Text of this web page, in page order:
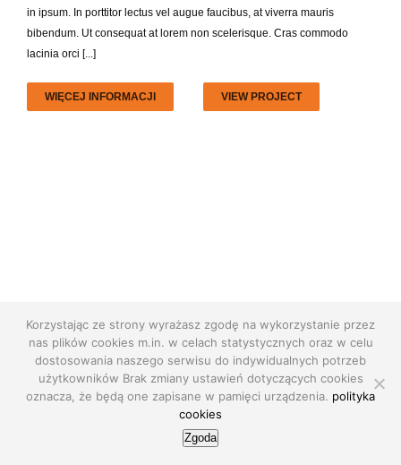
in ipsum. In porttitor lectus vel augue faucibus, at viverra mauris
bibendum. Ut consequat at lorem non scelerisque. Cras commodo
lacinia orci [...]
WIĘCEJ INFORMACJI VIEW PROJECT
© Copyright2026 | realizacja:AdEngine| All Rights Reserved |
polityka prywatności|privacy policy
Korzystając ze strony wyrażasz zgodę na wykorzystanie przez
nas plików cookies m.in. w celach statystycznych oraz w celu
dostosowania naszego serwisu do indywidualnych potrzeb
użytkowników Brak zmiany ustawień dotyczących cookies
oznacza, że będą one zapisane w pamięci urządzenia. polityka
cookies
Zgoda